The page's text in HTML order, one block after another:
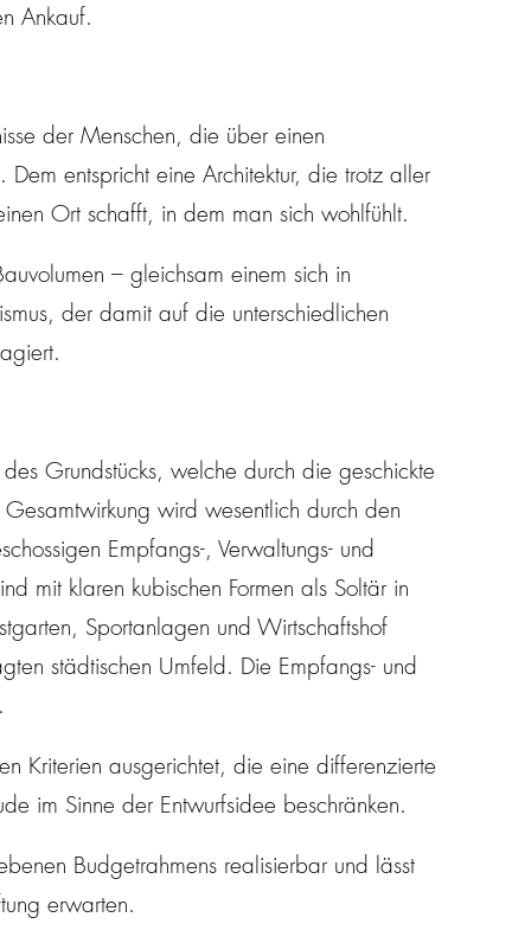
Ankauf.
der Menschen, die über einen
entspricht eine Architektur, die trotz aller
Ort schafft, in dem man sich wohlfühlt.
– gleichsam einem sich in
der damit auf die unterschiedlichen
Grundstücks, welche durch die geschickte
wird wesentlich durch den
Empfangs-, Verwaltungs- und
mit klaren kubischen Formen als Soltär in
Sportanlagen und Wirtschaftshof
städtischen Umfeld. Die Empfangs- und
Kriterien ausgerichtet, die eine differenzierte
im Sinne der Entwurfsidee beschränken.
Budgetrahmens realisierbar und lässt
erwarten.